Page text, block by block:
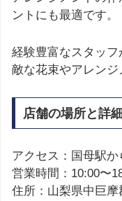
ントにも最適です。
経験豊富なスタッ
敵な花束やアレンジ
店舗の場所と詳
アクセス：国母駅か
営業時間：10:00〜
住所：山梨県中巨